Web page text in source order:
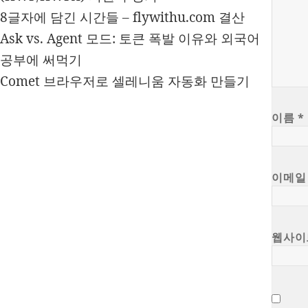
8글자에 담긴 시간들 – flywithu.com 결산
Ask vs. Agent 모드: 토큰 폭발 이유와 외국어
공부에 써먹기
Comet 브라우저로 셀레니움 자동화 만들기
이름*
이메일
웹사